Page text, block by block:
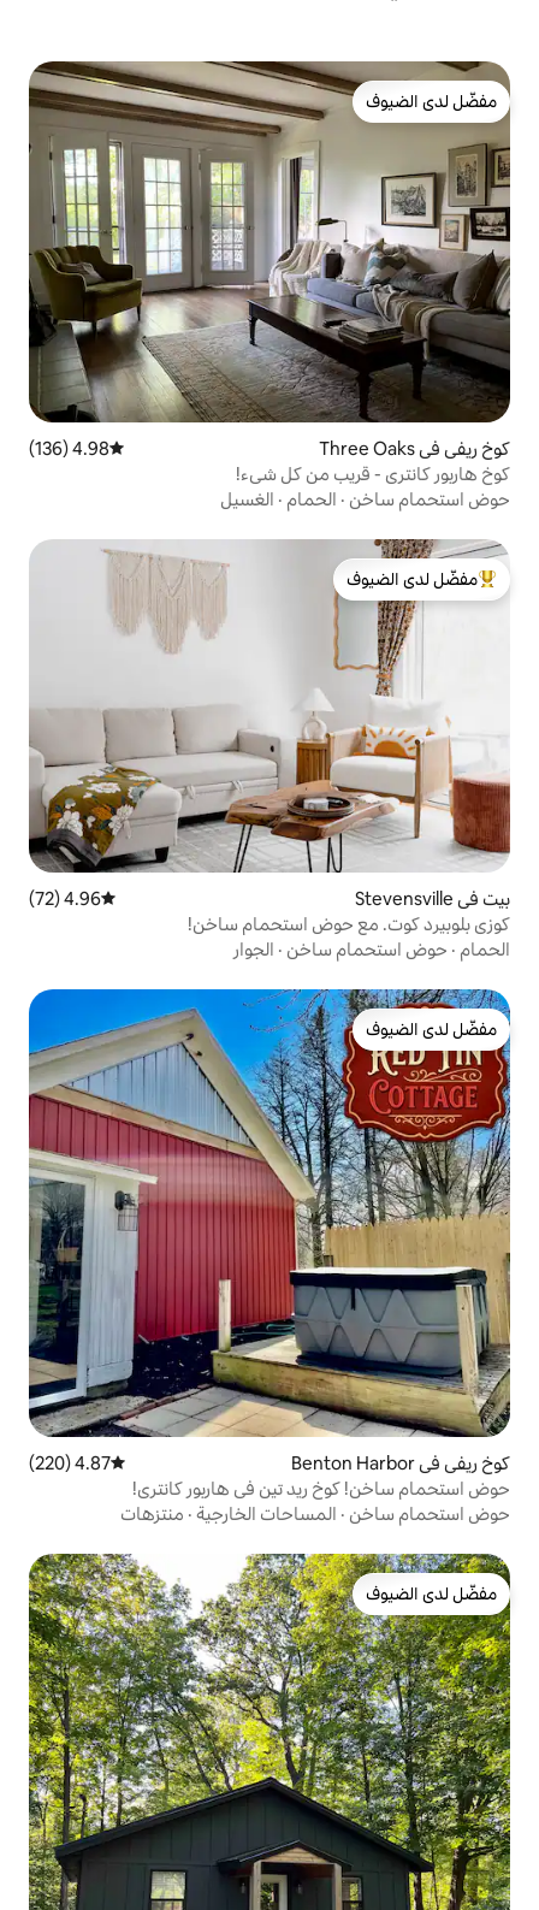
متوسط التقييم 4.98 من 5، 136 مراجعات
4.98 (136)
من كل شيء!
·الغسيل
الضيوف
استحمام ساخن!
·الجوار
متوسط التقييم 4.87 من 5، 220 مراجعات
4.87 (220)
تين في هاربور كانتري!
الخارجية· منتزهات